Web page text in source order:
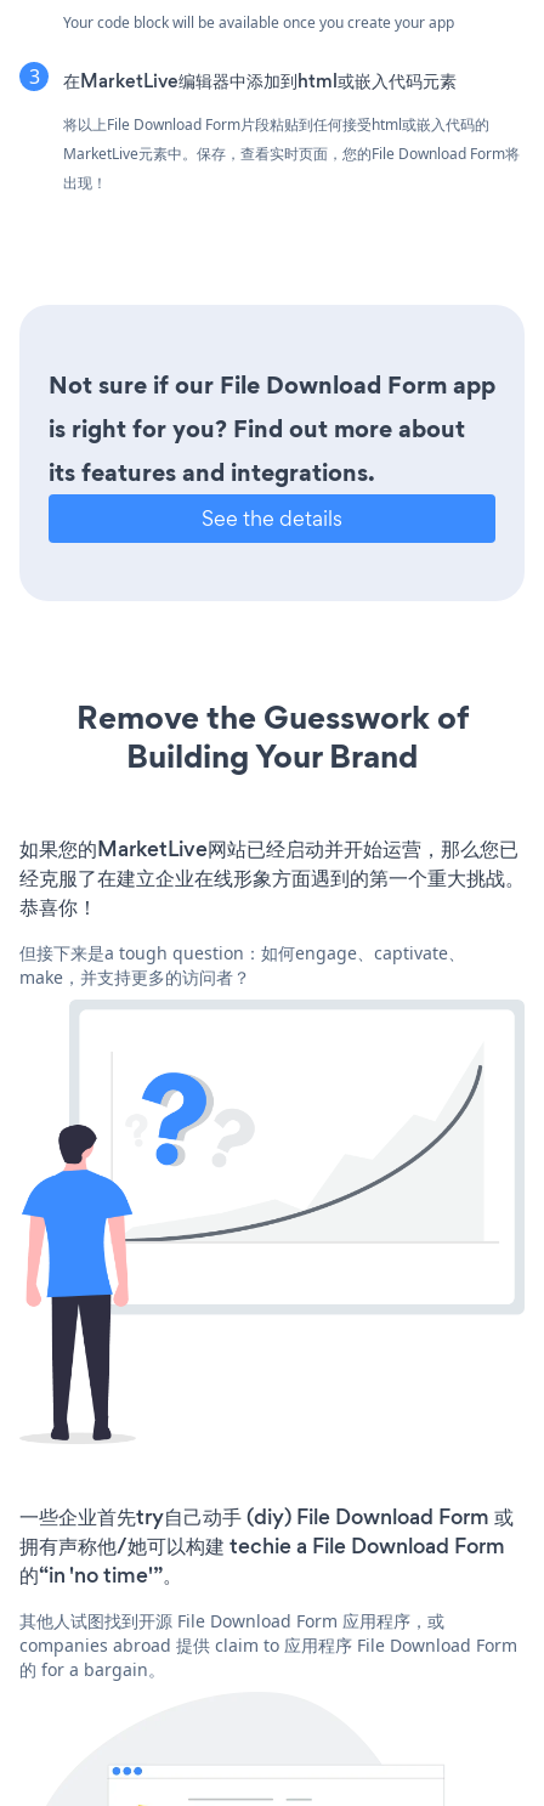
Your code block will be available once you create your app
在MarketLive编辑器中添加到html或嵌入代码元素
将以上File Download Form片段粘贴到任何接受html或嵌入代码的
MarketLive元素中。保存，查看实时页面，您的File Download Form将
出现！
Not sure if our File Download Form app
is right for you? Find out more about
its features and integrations.
See the details
Remove the Guesswork of
Building Your Brand
如果您的MarketLive网站已经启动并开始运营，那么您已
经克服了在建立企业在线形象方面遇到的第一个重大挑战。
恭喜你！
但接下来是a tough question：如何engage、captivate、
make，并支持更多的访问者？
一些企业首先try自己动手 (diy) File Download Form 或
拥有声称他/她可以构建 techie a File Download Form
的“in 'no time'”。
其他人试图找到开源 File Download Form 应用程序，或
companies abroad 提供 claim to 应用程序 File Download Form
的 for a bargain。